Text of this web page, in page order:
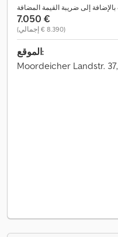
إلى ضريبة القيمة المضافة
‏7.050 €
(‏8.390 € إجمالي)
الموقع:
Moordeicher Landstr.